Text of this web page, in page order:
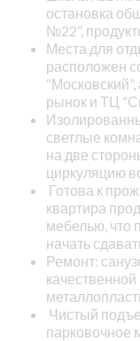
остановка
№22”,
Места для
расположен
рынок и ТЦ
светлые
на две
циркуляцию
Готова к
квартира
мебелью, что
начать
Ремонт:
Чистый
парковочное